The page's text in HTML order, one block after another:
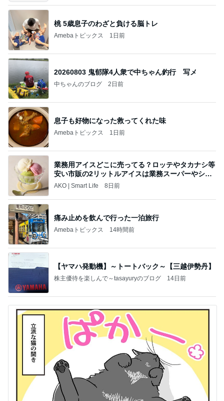
桃 5歳息子のわざと負ける脳トレ
Amebaトピックス 1日前
20260803 鬼郁隊4人衆で中ちゃん釣行 写メ
中ちゃんのブログ 2日前
息子も好物になった救ってくれた味
Amebaトピックス 1日前
業務用アイスどこに売ってる？ロッテやタカナシ等
安い市販の2リットルアイスは業務スーパーやシャ
トレ
AKO | Smart Life 8日前
痛み止めを飲んで行った一泊旅行
Amebaトピックス 14時間前
【ヤマハ発動機】～トートバック～【三越伊勢丹】
株主優待を楽しんで～tasayuryのブログ 14日前